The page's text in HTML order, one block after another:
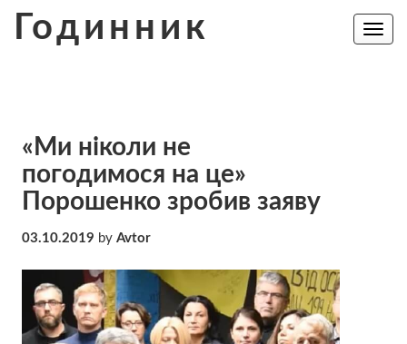
Годинник
Toggle
«Ми ніколи не
погодимося на це»
Порошенко зробив заяву
03.10.2019 by Avtor